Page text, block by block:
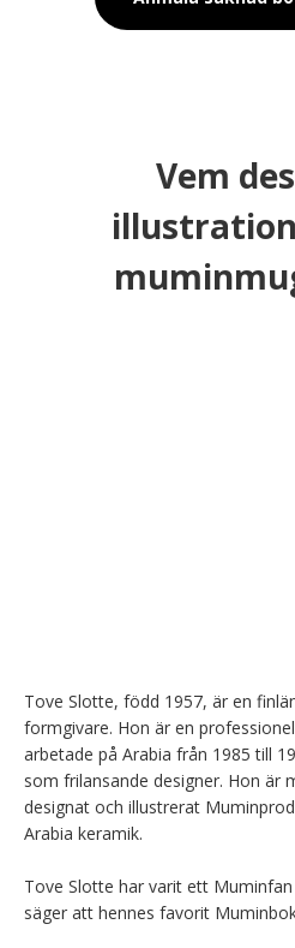
Vem
Tove Slotte, född 1957, är en
formgivare. Hon är en
arbetade på Arabia från 1985 till
som frilansande designer. Hon är
designat och illustrerat
Arabia keramik.
Tove Slotte har varit ett
säger att hennes favorit